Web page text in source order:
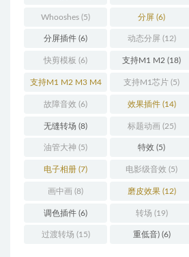
Whooshes (5) 分屏 (6)
分屏插件 (6) 动态分屏(12)
快剪模板 (6) 支持M1 M2 (18)
支持M1 M2 M3 M4
(25)
支持M1芯片 (5)
故障音效 (6) 效果插件(14)
无缝转场 (8) 标题动画(25)
油管大神 (5) 特效 (5)
电子相册 (7) 电影级音效 (5)
画中画 (8) 磨皮效果(12)
调色插件 (6) 转场 (19)
过渡转场 (15) 重低音)(6)